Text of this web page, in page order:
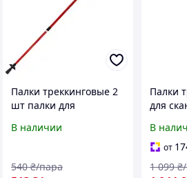
Палки треккинговые 2
шт палки для
65-135 см ENERGIA TY-
В наличии
540 ₴/пара
Палки
для
В
от
1 099